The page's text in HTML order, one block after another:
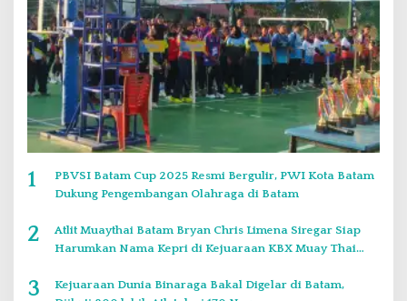
1
PBVSI Batam Cup 2025 Resmi Bergulir, PWI Kota Batam
Dukung Pengembangan Olahraga di Batam
2
Atlit Muaythai Batam Bryan Chris Limena Siregar Siap
Harumkan Nama Kepri di Kejuaraan KBX Muay Thai
3
Kejuaraan Dunia Binaraga Bakal Digelar di Batam,